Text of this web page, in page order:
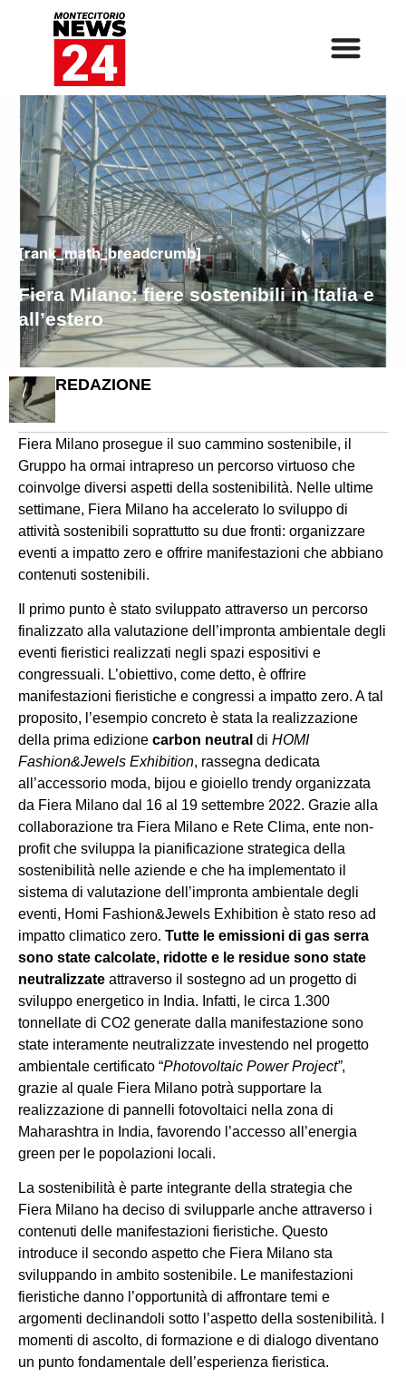
[rank_math_breadcrumb]
Fiera Milano: fiere sostenibili in Italia e
all’estero
REDAZIONE
Fiera Milano prosegue il suo cammino sostenibile, il
Gruppo ha ormai intrapreso un percorso virtuoso che
coinvolge diversi aspetti della sostenibilità. Nelle ultime
settimane, Fiera Milano ha accelerato lo sviluppo di
attività sostenibili soprattutto su due fronti: organizzare
eventi a impatto zero e offrire manifestazioni che abbiano
contenuti sostenibili.
Il primo punto è stato sviluppato attraverso un percorso
finalizzato alla valutazione dell’impronta ambientale degli
eventi fieristici realizzati negli spazi espositivi e
congressuali. L’obiettivo, come detto, è offrire
manifestazioni fieristiche e congressi a impatto zero. A tal
proposito, l’esempio concreto è stata la realizzazione
della prima edizione carbon neutral di HOMI
Fashion&Jewels Exhibition, rassegna dedicata
all’accessorio moda, bijou e gioiello trendy organizzata
da Fiera Milano dal 16 al 19 settembre 2022. Grazie alla
collaborazione tra Fiera Milano e Rete Clima, ente non-
profit che sviluppa la pianificazione strategica della
sostenibilità nelle aziende e che ha implementato il
sistema di valutazione dell’impronta ambientale degli
eventi, Homi Fashion&Jewels Exhibition è stato reso ad
impatto climatico zero. Tutte le emissioni di gas serra
sono state calcolate, ridotte e le residue sono state
neutralizzate attraverso il sostegno ad un progetto di
sviluppo energetico in India. Infatti, le circa 1.300
tonnellate di CO2 generate dalla manifestazione sono
state interamente neutralizzate investendo nel progetto
ambientale certificato “Photovoltaic Power Project”,
grazie al quale Fiera Milano potrà supportare la
realizzazione di pannelli fotovoltaici nella zona di
Maharashtra in India, favorendo l’accesso all’energia
green per le popolazioni locali.
La sostenibilità è parte integrante della strategia che
Fiera Milano ha deciso di svilupparle anche attraverso i
contenuti delle manifestazioni fieristiche. Questo
introduce il secondo aspetto che Fiera Milano sta
sviluppando in ambito sostenibile. Le manifestazioni
fieristiche danno l’opportunità di affrontare temi e
argomenti declinandoli sotto l’aspetto della sostenibilità. I
momenti di ascolto, di formazione e di dialogo diventano
un punto fondamentale dell’esperienza fieristica.